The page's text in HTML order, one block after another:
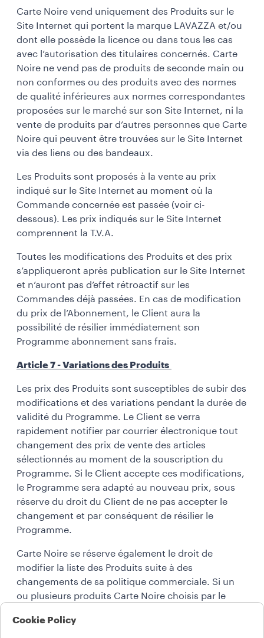
Carte Noire vend uniquement des Produits sur le
Site Internet qui portent la marque LAVAZZA et/ou
dont elle possède la licence ou dans tous les cas
avec l’autorisation des titulaires concernés. Carte
Noire ne vend pas de produits de seconde main ou
non conformes ou des produits avec des normes
de qualité inférieures aux normes correspondantes
proposées sur le marché sur son Site Internet, ni la
vente de produits par d’autres personnes que Carte
Noire qui peuvent être trouvées sur le Site Internet
via des liens ou des bandeaux.
Les Produits sont proposés à la vente au prix
indiqué sur le Site Internet au moment où la
Commande concernée est passée (voir ci-
dessous). Les prix indiqués sur le Site Internet
comprennent la T.V.A.
Toutes les modifications des Produits et des prix
s’appliqueront après publication sur le Site Internet
et n’auront pas d’effet rétroactif sur les
Commandes déjà passées. En cas de modification
du prix de l’Abonnement, le Client aura la
possibilité de résilier immédiatement son
Programme abonnement sans frais.
Article 7 - Variations des Produits
Les prix des Produits sont susceptibles de subir des
modifications et des variations pendant la durée de
validité du Programme. Le Client se verra
rapidement notifier par courrier électronique tout
changement des prix de vente des articles
sélectionnés au moment de la souscription du
Programme. Si le Client accepte ces modifications,
le Programme sera adapté au nouveau prix, sous
réserve du droit du Client de ne pas accepter le
changement et par conséquent de résilier le
Programme.
Carte Noire se réserve également le droit de
modifier la liste des Produits suite à des
changements de sa politique commerciale. Si un
ou plusieurs produits Carte Noire choisis par le
Programme ne sont plus disponibles, Carte Noire
Cookie Policy